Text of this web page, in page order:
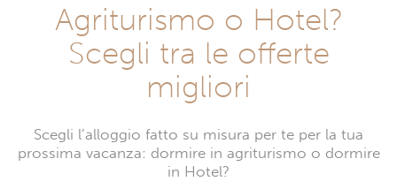
Agriturismo o Hotel?
Scegli tra le offerte
migliori
Scegli l’alloggio fatto su misura per te per la tua
prossima vacanza: dormire in agriturismo o dormire
in Hotel?